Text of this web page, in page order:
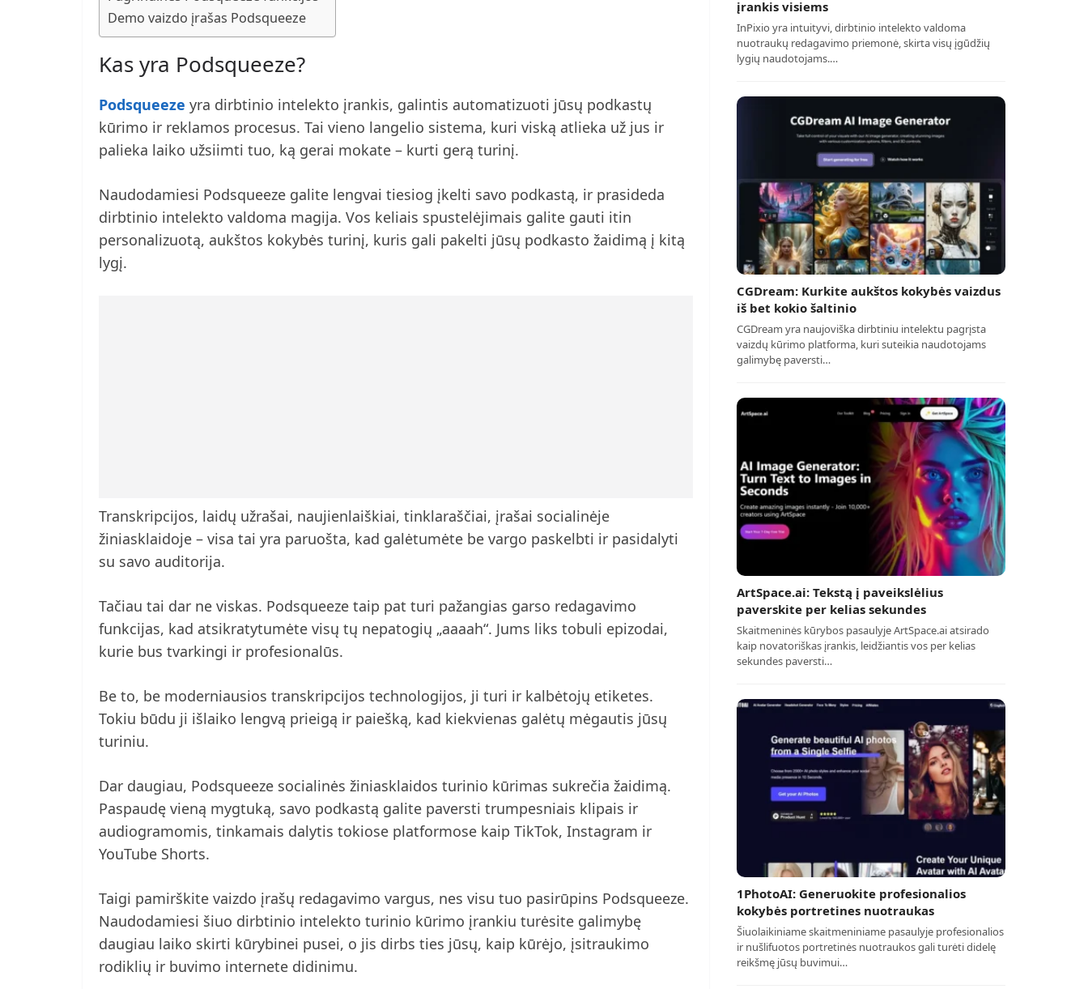
Demo vaizdo įrašas Podsqueeze
Kas yra Podsqueeze?
Podsqueeze yra dirbtinio intelekto įrankis, galintis automatizuoti jūsų podkastų
kūrimo ir reklamos procesus. Tai vieno langelio sistema, kuri viską atlieka už jus ir
palieka laiko užsiimti tuo, ką gerai mokate – kurti gerą turinį.
Naudodamiesi Podsqueeze galite lengvai tiesiog įkelti savo podkastą, ir prasideda
dirbtinio intelekto valdoma magija. Vos keliais spustelėjimais galite gauti itin
personalizuotą, aukštos kokybės turinį, kuris gali pakelti jūsų podkasto žaidimą į kitą
lygį.
Transkripcijos, laidų užrašai, naujienlaiškiai, tinklaraščiai, įrašai socialinėje
žiniasklaidoje – visa tai yra paruošta, kad galėtumėte be vargo paskelbti ir pasidalyti
su savo auditorija.
Tačiau tai dar ne viskas. Podsqueeze taip pat turi pažangias garso redagavimo
funkcijas, kad atsikratytumėte visų tų nepatogių „aaaah“. Jums liks tobuli epizodai,
kurie bus tvarkingi ir profesionalūs.
Be to, be moderniausios transkripcijos technologijos, ji turi ir kalbėtojų etiketes.
Tokiu būdu ji išlaiko lengvą prieigą ir paiešką, kad kiekvienas galėtų mėgautis jūsų
turiniu.
Dar daugiau, Podsqueeze socialinės žiniasklaidos turinio kūrimas sukrečia žaidimą.
Paspaudę vieną mygtuką, savo podkastą galite paversti trumpesniais klipais ir
audiogramomis, tinkamais dalytis tokiose platformose kaip TikTok, Instagram ir
YouTube Shorts.
Taigi pamirškite vaizdo įrašų redagavimo vargus, nes visu tuo pasirūpins Podsqueeze.
Naudodamiesi šiuo dirbtinio intelekto turinio kūrimo įrankiu turėsite galimybę
daugiau laiko skirti kūrybinei pusei, o jis dirbs ties jūsų, kaip kūrėjo, įsitraukimo
rodiklių ir buvimo internete didinimu.
įrankis visiems
InPixio yra intuityvi, dirbtinio intelekto valdoma
nuotraukų redagavimo priemonė, skirta visų įgūdžių
lygių naudotojams.…
CGDream: Kurkite aukštos kokybės vaizdus
iš bet kokio šaltinio
CGDream yra naujoviška dirbtiniu intelektu pagrįsta
vaizdų kūrimo platforma, kuri suteikia naudotojams
galimybę paversti…
ArtSpace.ai: Tekstą į paveikslėlius
paverskite per kelias sekundes
Skaitmeninės kūrybos pasaulyje ArtSpace.ai atsirado
kaip novatoriškas įrankis, leidžiantis vos per kelias
sekundes paversti…
1PhotoAI: Generuokite profesionalios
kokybės portretines nuotraukas
Šiuolaikiniame skaitmeniniame pasaulyje profesionalios
ir nušlifuotos portretinės nuotraukos gali turėti didelę
reikšmę jūsų buvimui…